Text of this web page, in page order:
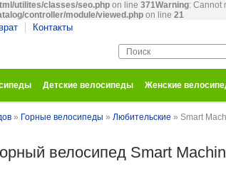
utilites/classes/seo.php on line 371Warning: Cannot
controller/module/viewed.php on line 21
Контакты
Детские велосипеды Женские
» Горные велосипеды » Любительские » Smart
велосипед Smart